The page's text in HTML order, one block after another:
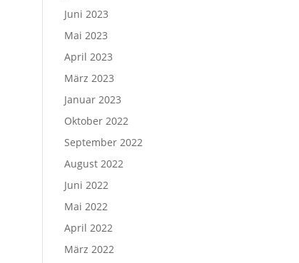
Juni 2023
Mai 2023
April 2023
März 2023
Januar 2023
Oktober 2022
September 2022
August 2022
Juni 2022
Mai 2022
April 2022
März 2022